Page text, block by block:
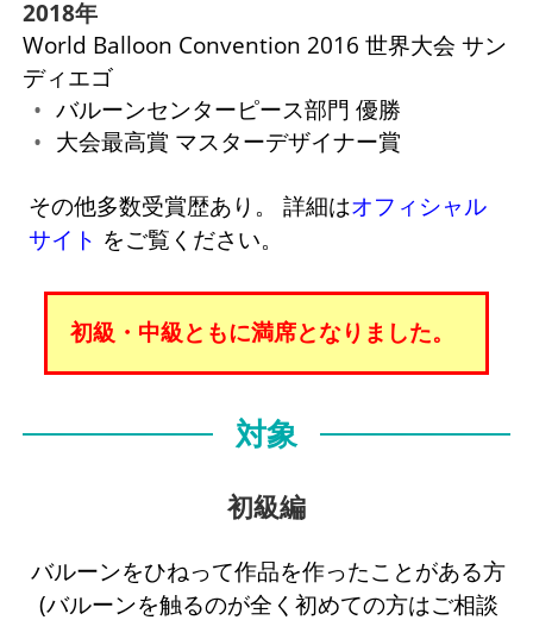
2018年
World Balloon Convention 2016 世界大会 サン
ディエゴ
バルーンセンターピース部門 優勝
大会最高賞 マスターデザイナー賞
その他多数受賞歴あり。 詳細はオフィシャル
サイト をご覧ください。
初級・中級ともに満席となりました。
対象
初級編
バルーンをひねって作品を作ったことがある方
(バルーンを触るのが全く初めての方はご相談